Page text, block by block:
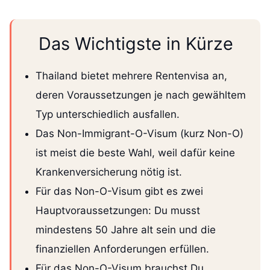
Das Wichtigste in Kürze
Thailand bietet mehrere Rentenvisa an,
deren Voraussetzungen je nach gewähltem
Typ unterschiedlich ausfallen.
Das Non-Immigrant-O-Visum (kurz Non-O)
ist meist die beste Wahl, weil dafür keine
Krankenversicherung nötig ist.
Für das Non-O-Visum gibt es zwei
Hauptvoraussetzungen: Du musst
mindestens 50 Jahre alt sein und die
finanziellen Anforderungen erfüllen.